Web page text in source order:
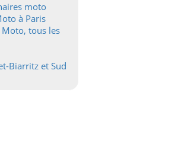
moto
à Paris
tous les
Biarritz et Sud